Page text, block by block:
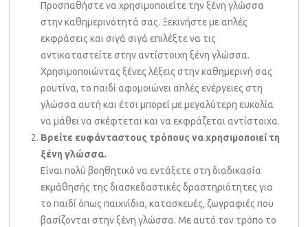
Προσπαθήστε να χρησιμοποιείτε την ξένη γλώσσα
στην καθημερινότητά σας. Ξεκινήστε με απλές
εκφράσεις και σιγά σιγά επιλέξτε να τις
αντικαταστείτε στην αντίστοιχη ξένη γλώσσα.
Χρησιμοποιώντας ξένες λέξεις στην καθημερινή σας
ρουτίνα, το παιδί αφομοιώνει απλές ενέργειες στη
γλώσσα αυτή και έτσι μπορεί με μεγαλύτερη ευκολία
να μάθει να σκέφτεται και να εκφράζεται αντίστοιχα.
Βρείτε ευφάνταστους τρόπους να χρησιμοποιεί τη
ξένη γλώσσα.
Είναι πολύ βοηθητικό να εντάξετε στη διαδικασία
εκμάθησής της διασκεδαστικές δραστηριότητες για
το παιδί όπως παιχνίδια, κατασκευές, ζωγραφιές που
βασίζονται στην ξένη γλώσσα. Με αυτό τον τρόπο το